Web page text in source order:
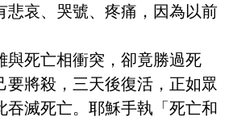
悲哀、哭號、疼痛，因為以前
與死亡相衝突，卻竟勝過死
要將殺，三天後復活，正如眾
吞滅死亡。耶穌手執「死亡和